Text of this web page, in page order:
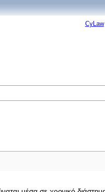
CyLaw